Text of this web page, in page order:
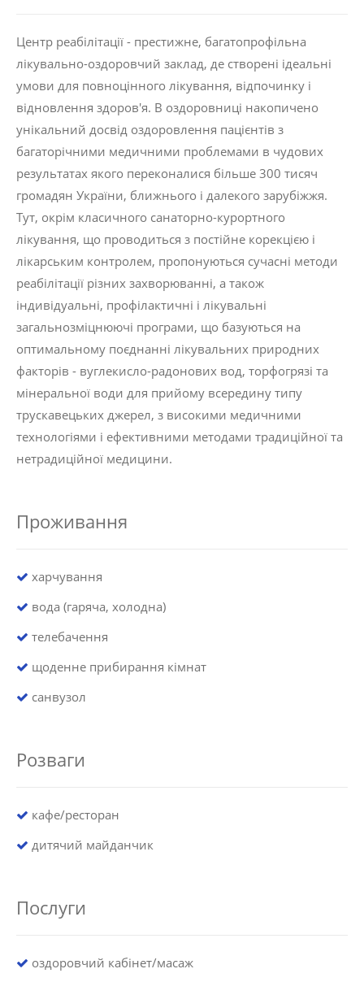
Центр реабілітації - престижне, багатопрофільна
лікувально-оздоровчий заклад, де створені ідеальні
умови для повноцінного лікування, відпочинку і
відновлення здоров'я. В оздоровниці накопичено
унікальний досвід оздоровлення пацієнтів з
багаторічними медичними проблемами в чудових
результатах якого переконалися більше 300 тисяч
громадян України, ближнього і далекого зарубіжжя.
Тут, окрім класичного санаторно-курортного
лікування, що проводиться з постійне корекцією і
лікарським контролем, пропонуються сучасні методи
реабілітації різних захворюванні, а також
індивідуальні, профілактичні і лікувальні
загальнозміцнюючі програми, що базуються на
оптимальному поєднанні лікувальних природних
факторів - вуглекисло-радонових вод, торфогрязі та
мінеральної води для прийому всередину типу
трускавецьких джерел, з високими медичними
технологіями і ефективними методами традиційної та
нетрадиційної медицини.
Проживання
харчування
вода (гаряча, холодна)
телебачення
щоденне прибирання кімнат
санвузол
Розваги
кафе/ресторан
дитячий майданчик
Послуги
оздоровчий кабінет/масаж